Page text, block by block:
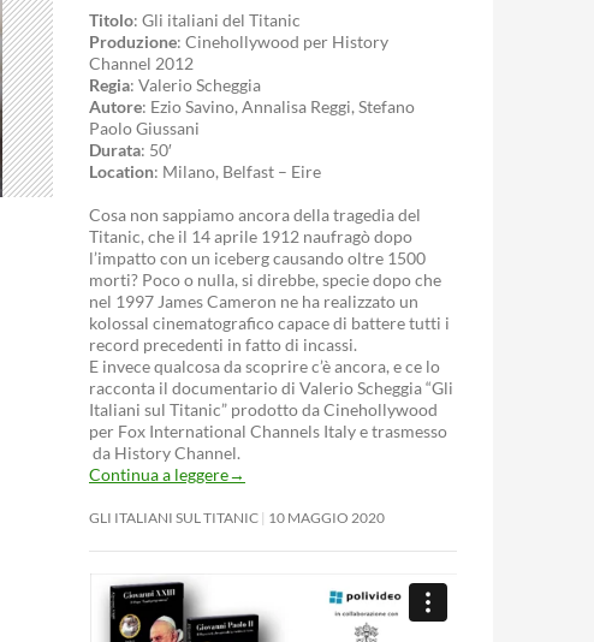
Titolo: Gli italiani del Titanic
Produzione: Cinehollywood per History
Channel 2012
Regia: Valerio Scheggia
Autore: Ezio Savino, Annalisa Reggi, Stefano
Paolo Giussani
Durata: 50′
Location: Milano, Belfast – Eire
Cosa non sappiamo ancora della tragedia del
Titanic, che il 14 aprile 1912 naufragò dopo
l’impatto con un iceberg causando oltre 1500
morti? Poco o nulla, si direbbe, specie dopo che
nel 1997 James Cameron ne ha realizzato un
kolossal cinematografico capace di battere tutti i
record precedenti in fatto di incassi.
E invece qualcosa da scoprire c’è ancora, e ce lo
racconta il documentario di Valerio Scheggia “Gli
Italiani sul Titanic” prodotto da Cinehollywood
per Fox International Channels Italy e trasmesso
da History Channel.
Continua a leggere→
GLI ITALIANI SUL TITANIC 10 MAGGIO 2020